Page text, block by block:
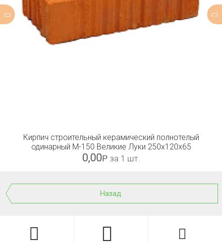
Кирпич строительный керамический полнотелый
одинарный М-150 Великие Луки 250x120x65
0,00Р за 1 шт.
Назад